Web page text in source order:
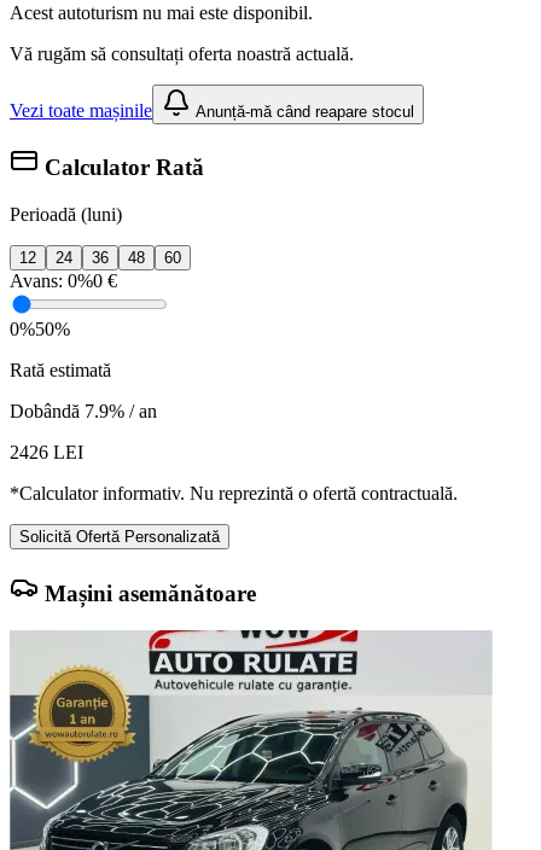
Acest autoturism nu mai este disponibil.
Vă rugăm să consultați oferta noastră actuală.
Vezi toate mașinile Anunță-mă când reapare stocul
Calculator Rată
Perioadă (luni)
12 24 36 48 60
Avans: 0%0 €
0%50%
Rată estimată
Dobândă 7.9% / an
2426 LEI
*Calculator informativ. Nu reprezintă o ofertă contractuală.
Solicită Ofertă Personalizată
Mașini asemănătoare